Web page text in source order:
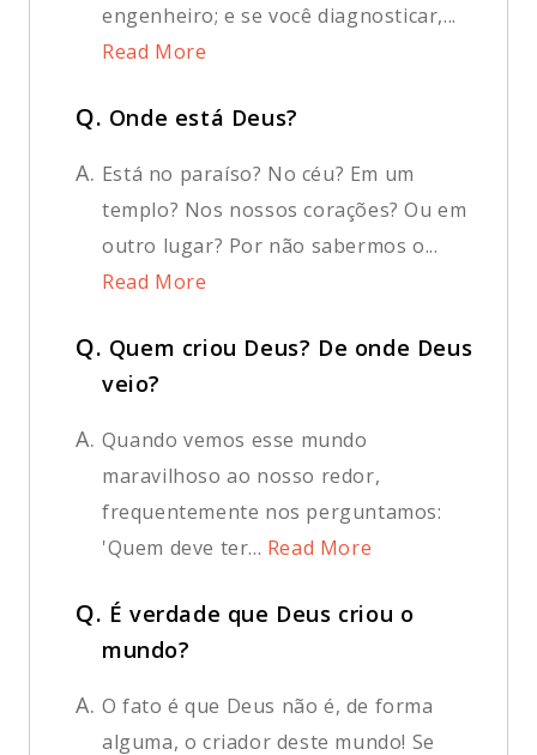
engenheiro; e se você diagnosticar,...
Read More
Q. Onde está Deus?
A. Está no paraíso? No céu? Em um
templo? Nos nossos corações? Ou em
outro lugar? Por não sabermos o...
Read More
Q. Quem criou Deus? De onde Deus
veio?
A. Quando vemos esse mundo
maravilhoso ao nosso redor,
frequentemente nos perguntamos:
'Quem deve ter... Read More
Q. É verdade que Deus criou o
mundo?
A. O fato é que Deus não é, de forma
alguma, o criador deste mundo! Se